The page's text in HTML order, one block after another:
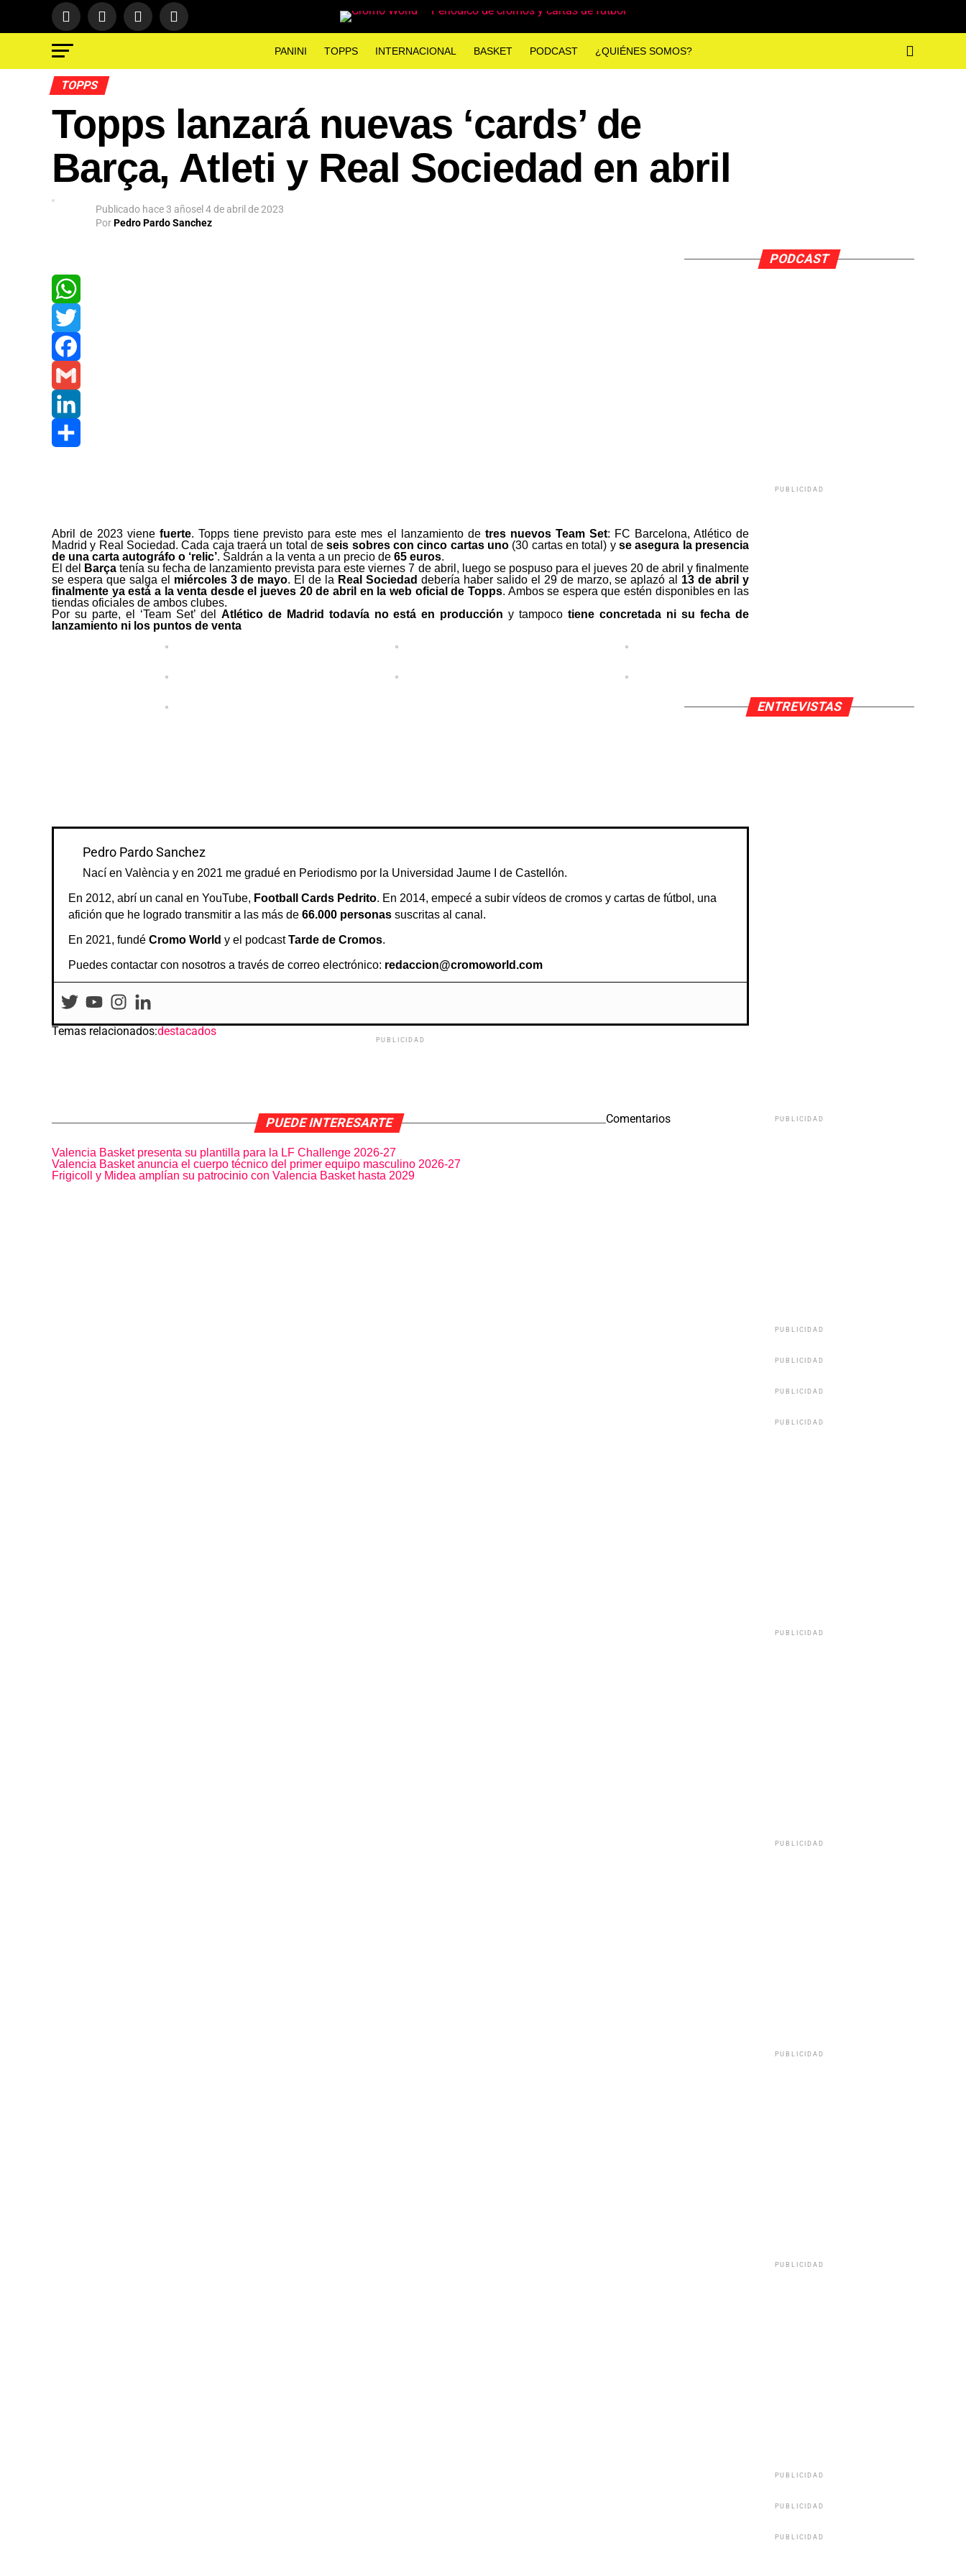
PANINI TOPPS INTERNACIONAL BASKET PODCAST ¿QUIÉNES SOMOS?
TOPPS
Topps lanzará nuevas ‘cards’ de
Barça, Atleti y Real Sociedad en abril
Publicado hace 3 añosel 4 de abril de 2023
PorPedro Pardo Sanchez
WhatsApp
Twitter
Facebook
Gmail
LinkedIn
Abril de 2023 vienefuerte. Topps tiene previsto para este mes el lanzamiento de tres nuevos Team Set: FC Barcelona, Atlético de
Madrid y Real Sociedad. Cada caja traerá un total deseis sobres con cinco cartas uno (30 cartas en total) yse asegura la presencia
de una carta autográfo o ‘relic’. Saldrán a la venta a un precio de 65 euros.
El del
Barça tenía su fecha de lanzamiento prevista para este viernes 7 de abril, luego se pospuso para el jueves 20 de abril y finalmente
se espera que salga el miércoles 3 de mayo. El de la Real Sociedad debería haber salido el 29 de marzo, se aplazó al 13 de abril y
finalmente ya está a la venta desde el jueves 20 de abril en la web oficial de Topps. Ambos se espera que estén disponibles en las
tiendas oficiales de ambos clubes.
Por su parte, el ‘Team Set’ del Atlético de Madrid todavía no está en producción y tampocotiene concretada ni su fecha de
lanzamiento ni los puntos de venta
Pedro Pardo Sanchez
Nací en València y en 2021 me gradué en Periodismo por la Universidad Jaume I de Castellón.
En 2012, abrí un canal en YouTube, Football Cards Pedrito. En 2014, empecé a subir vídeos de cromos y cartas de fútbol, una
afición que he logrado transmitir a las más de 66.000 personas suscritas al canal.
En 2021, fundé Cromo World y el podcastTarde de Cromos.
Puedes contactar con nosotros a través de correo electrónico: redaccion@cromoworld.com
Temas relacionados:destacados
PUBLICIDAD
PUEDE INTERESARTE
Valencia Basket presenta su plantilla para la LF Challenge 2026-27
Valencia Basket anuncia el cuerpo técnico del primer equipo masculino 2026-27
Frigicoll y Midea amplían su patrocinio con Valencia Basket hasta 2029
Comentarios
PODCAST
PUBLICIDAD
ENTREVISTAS
PUBLICIDAD
PUBLICIDAD
PUBLICIDAD
PUBLICIDAD
PUBLICIDAD
PUBLICIDAD
PUBLICIDAD
PUBLICIDAD
PUBLICIDAD
PUBLICIDAD
PUBLICIDAD
PUBLICIDAD